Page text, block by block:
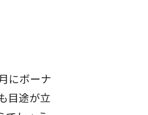
にボーナ
目途が立